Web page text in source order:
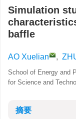
Simulation
baffle
AO Xuelian ,
School of Energy and
for Science and
摘要